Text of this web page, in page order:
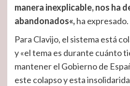
manera inexplicable, nos ha
abandonados«,ha expresado.
Para Clavijo, el sistema está
y «el tema es durante cuánto
mantener el Gobierno de
este colapso y esta